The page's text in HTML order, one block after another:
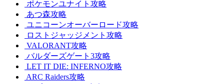
ポケモンユナイト攻略
あつ森攻略
ユニコーンオーバーロード攻略
ロストジャッジメント攻略
VALORANT攻略
バルダーズゲート3攻略
LET IT DIE: INFERNO攻略
ARC Raiders攻略